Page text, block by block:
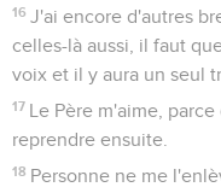
16 J'ai encore d'autres
celles-là aussi, il faut
voix et il y aura un seul
17 Le Père m'aime,
reprendre ensuite.
18 Personne ne me